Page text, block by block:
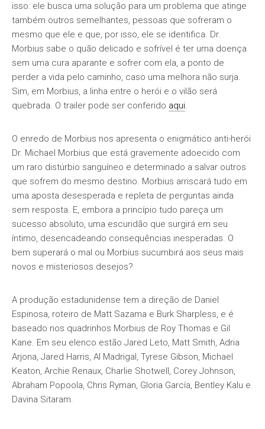
isso: ele busca uma solução para um problema que atinge
também outros semelhantes, pessoas que sofreram o
mesmo que ele e que, por isso, ele se identifica. Dr.
Morbius sabe o quão delicado e sofrível é ter uma doença
sem uma cura aparante e sofrer com ela, a ponto de
perder a vida pelo caminho, caso uma melhora não surja.
Sim, em Morbius, a linha entre o herói e o vilão será
quebrada. O trailer pode ser conferido aqui.
O enredo de Morbius nos apresenta o enigmático anti-herói
Dr. Michael Morbius que está gravemente adoecido com
um raro distúrbio sanguíneo e determinado a salvar outros
que sofrem do mesmo destino. Morbius arriscará tudo em
uma aposta desesperada e repleta de perguntas ainda
sem resposta. E, embora a princípio tudo pareça um
sucesso absoluto, uma escuridão que surgirá em seu
íntimo, desencadeando consequências inesperadas. O
bem superará o mal ou Morbius sucumbirá aos seus mais
novos e misteriosos desejos?
A produção estadunidense tem a direção de Daniel
Espinosa, roteiro de Matt Sazama e Burk Sharpless, e é
baseado nos quadrinhos Morbius de Roy Thomas e Gil
Kane. Em seu elenco estão Jared Leto, Matt Smith, Adria
Arjona, Jared Harris, Al Madrigal, Tyrese Gibson, Michael
Keaton, Archie Renaux, Charlie Shotwell, Corey Johnson,
Abraham Popoola, Chris Ryman, Gloria García, Bentley Kalu e
Davina Sitaram.